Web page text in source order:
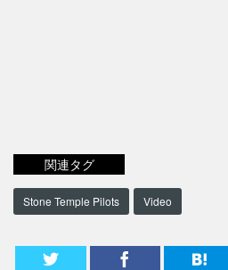
関連タグ
Stone Temple Pilots Video